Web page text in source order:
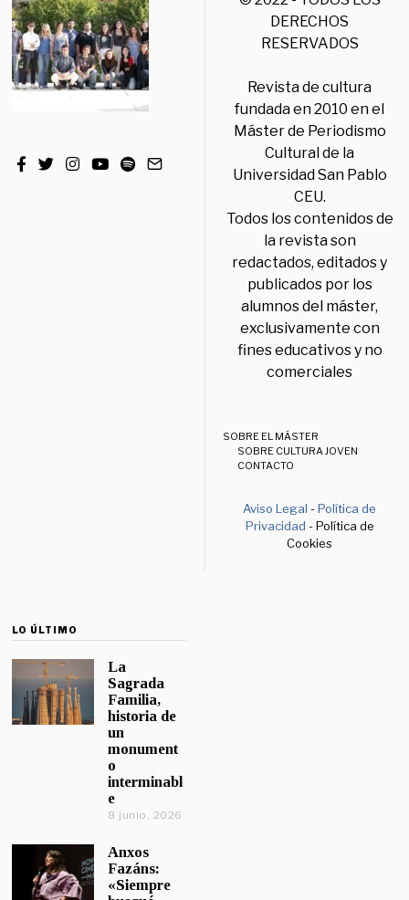
DERECHOS
RESERVADOS
Revista de cultura
fundada en 2010 en el
Máster de Periodismo
Cultural de la
Universidad San Pablo
CEU.
Todos los contenidos de
la revista son
redactados, editados y
publicados por los
alumnos del máster,
exclusivamente con
fines educativos y no
comerciales
SOBRE EL MÁSTER
SOBRE CULTURA JOVEN
CONTACTO
Aviso Legal -Política de
Privacidad - Política de
Cookies
LO ÚLTIMO
La
Sagrada
Familia,
historia de
un
monument
o
interminabl
e
8 junio, 2026
Anxos
Fazáns:
«Siempre